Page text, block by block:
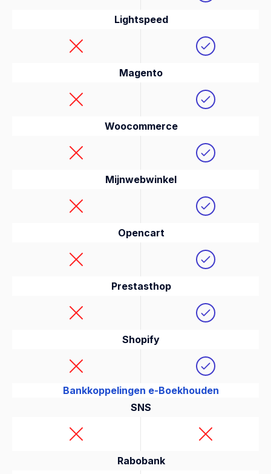
Lightspeed
Magento
Woocommerce
Mijnwebwinkel
Opencart
Prestasthop
Shopify
Bankkoppelingen e-Boekhouden
SNS
Rabobank